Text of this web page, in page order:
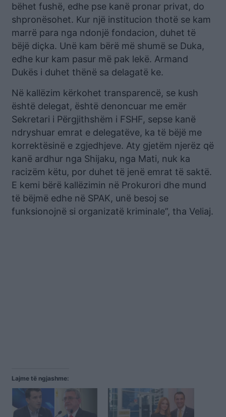
bëhet fushë, edhe pse kanë pronar privat, do
shpronësohet. Kur një institucion thotë se kam
marrë para nga ndonjë fondacion, duhet të
bëjë diçka. Unë kam bërë më shumë se Duka,
edhe kur kam pasur më pak lekë. Armand
Dukës i duhet thënë sa delagatë ke.
Në kallëzim kërkohet transparencë, se kush
është delegat, është denoncuar me emër
Sekretari i Përgjithshëm i FSHF, sepse kanë
ndryshuar emrat e delegatëve, ka të bëjë me
korrektësinë e zgjedhjeve. Aty gjetëm njerëz që
kanë ardhur nga Shijaku, nga Mati, nuk ka
racizëm këtu, por duhet të jenë emrat të saktë.
E kemi bërë kallëzimin në Prokurori dhe mund
të bëjmë edhe në SPAK, unë besoj se
funksionojnë si organizatë kriminale”, tha Veliaj.
Lajme të ngjashme: